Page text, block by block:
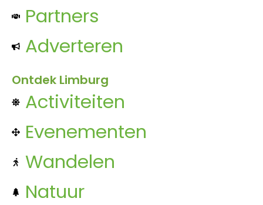
Partners
Adverteren
Ontdek Limburg
Activiteiten
Evenementen
Wandelen
Natuur